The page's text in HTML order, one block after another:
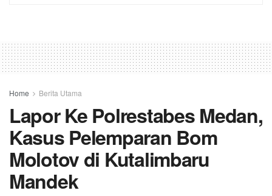
Home Berita Utama
Lapor Ke Polrestabes Medan,
Kasus Pelemparan Bom
Molotov di Kutalimbaru
Mandek